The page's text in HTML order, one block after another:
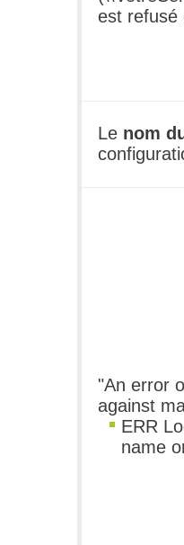
est refusé
Le nom
"An error
against
ERR
name